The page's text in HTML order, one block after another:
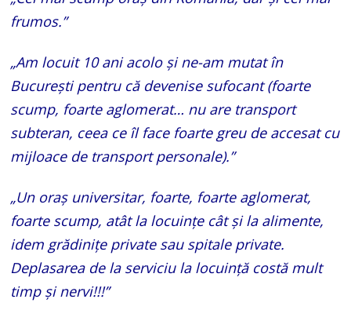
frumos.”
„Am locuit 10 ani acolo și ne-am mutat în
București pentru că devenise sufocant (foarte
scump, foarte aglomerat… nu are transport
subteran, ceea ce îl face foarte greu de accesat cu
mijloace de transport personale).”
„Un oraș universitar, foarte, foarte aglomerat,
foarte scump, atât la locuințe cât și la alimente,
idem grădinițe private sau spitale private.
Deplasarea de la serviciu la locuință costă mult
timp și nervi!!!”